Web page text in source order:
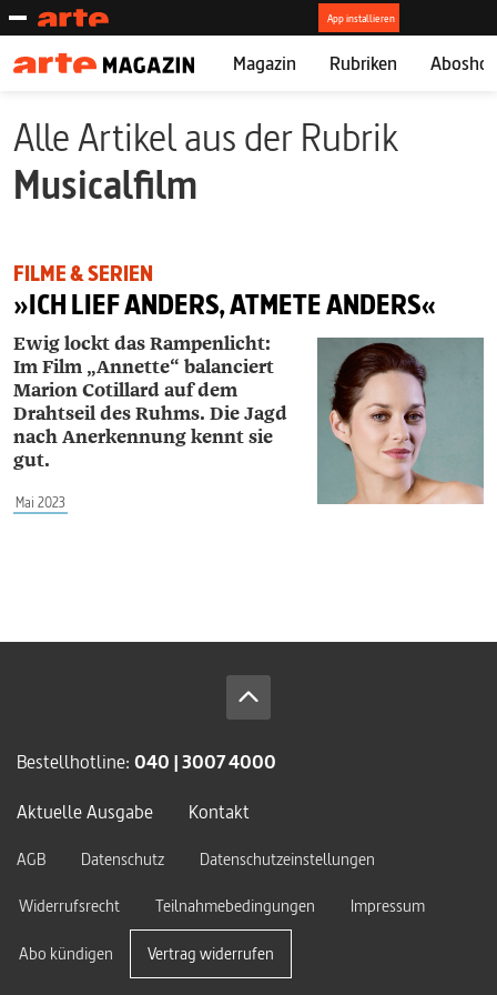
Magazin Rubriken
Alle Artikel aus der Rubrik
Musicalfilm
FILME & SERIEN
»ICH LIEF ANDERS, ATMETE ANDERS«
Ewig lockt das Rampenlicht:
Im Film „Annette“ balanciert
Marion Cotillard auf dem
Drahtseil des Ruhms. Die Jagd
nach Anerkennung kennt sie
gut.
Mai 2023
Bestellhotline: 040 | 3007 4000
Aktuelle Ausgabe
Kontakt
AGB Datenschutz
Datenschutzeinstellungen
Widerrufsrecht
Teilnahmebedingungen Impressum
Abo kündigen Vertrag widerrufen